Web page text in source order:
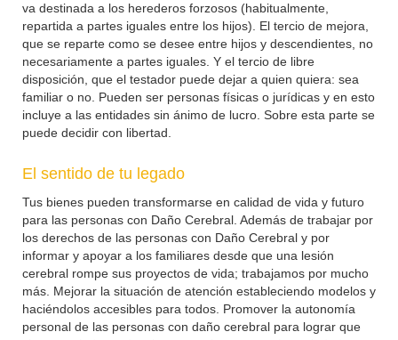
va destinada a los herederos forzosos (habitualmente,
repartida a partes iguales entre los hijos). El tercio de mejora,
que se reparte como se desee entre hijos y descendientes, no
necesariamente a partes iguales. Y el tercio de libre
disposición, que el testador puede dejar a quien quiera: sea
familiar o no. Pueden ser personas físicas o jurídicas y en esto
incluye a las entidades sin ánimo de lucro. Sobre esta parte se
puede decidir con libertad.
El sentido de tu legado
Tus bienes pueden transformarse en calidad de vida y futuro
para las personas con Daño Cerebral. Además de trabajar por
los derechos de las personas con Daño Cerebral y por
informar y apoyar a los familiares desde que una lesión
cerebral rompe sus proyectos de vida; trabajamos por mucho
más. Mejorar la situación de atención estableciendo modelos y
haciéndolos accesibles para todos. Promover la autonomía
personal de las personas con daño cerebral para lograr que